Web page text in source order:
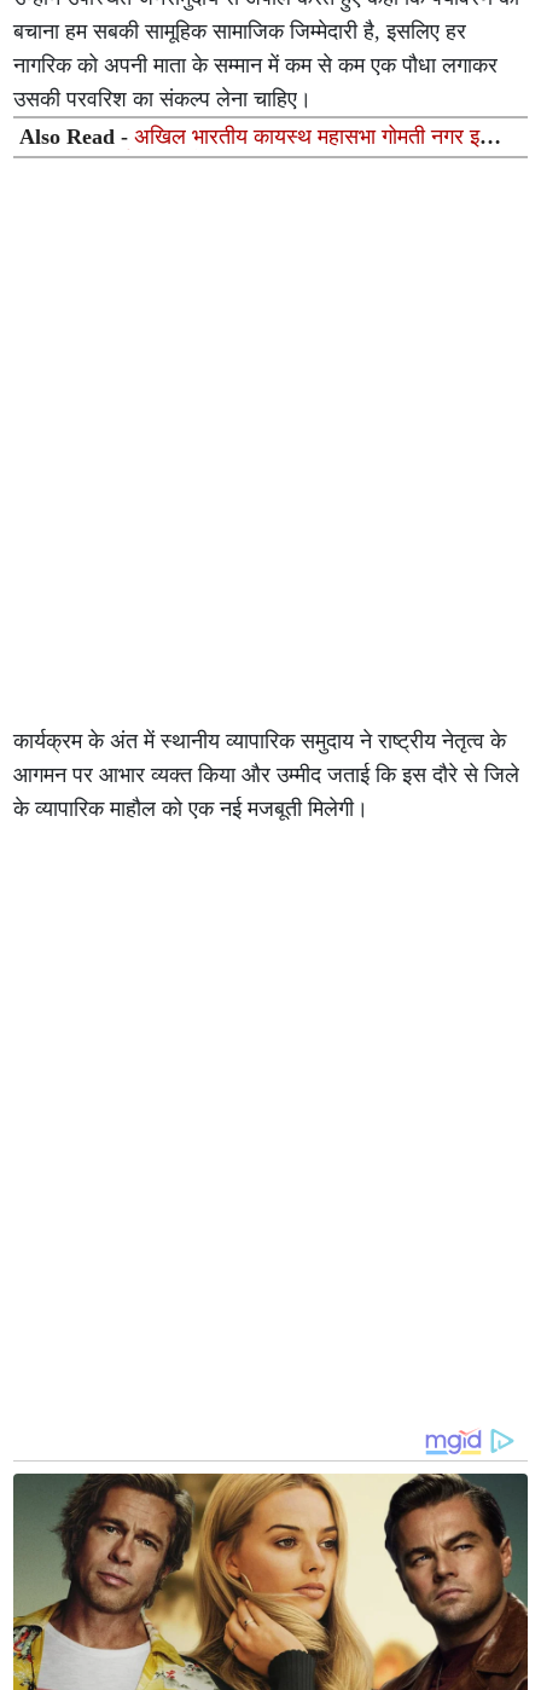
बचाना हम सबकी सामूहिक सामाजिक जिम्मेदारी है, इसलिए हर
नागरिक को अपनी माता के सम्मान में कम से कम एक पौधा लगाकर
उसकी परवरिश का संकल्प लेना चाहिए।
Also Read -अखिल भारतीय कायस्थ महासभा गोमती नगर इकाई
की प्रथम कार्यकारिणी बैठक संपन्न
कार्यक्रम के अंत में स्थानीय व्यापारिक समुदाय ने राष्ट्रीय नेतृत्व के
आगमन पर आभार व्यक्त किया और उम्मीद जताई कि इस दौरे से जिले
के व्यापारिक माहौल को एक नई मजबूती मिलेगी।